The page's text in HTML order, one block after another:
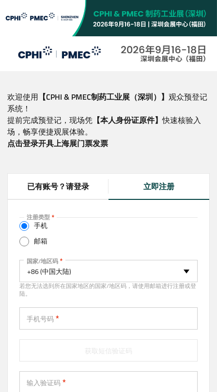
转
欢迎使用 【CPHI & PMEC制药工业展（深圳）】 观众预登记
系统！
提前完成预登记，现场凭 【本人身份证原件】快速核验入
场，畅享便捷观展体验。
点击登录开具上海展门票发票
已有账号？请登录 立即注册
(
a
b
注册类型
手机
邮箱
手机
国家/地区码
+86 (中国大陆)
若您无法选到所在国家地区的国家/地区码，请使用邮箱进行注册或登
陆。
手机号码
输入验证码
获取短信验证码